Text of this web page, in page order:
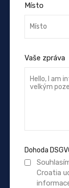
Místo
Vaše zpráva
Dohoda
Croatia